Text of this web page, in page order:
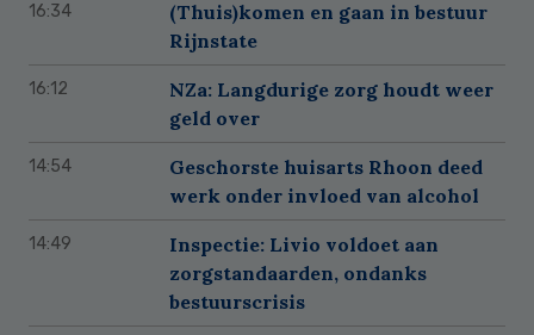
16:34
(Thuis)komen en gaan in bestuur
Rijnstate
16:12
NZa: Langdurige zorg houdt weer
geld over
14:54
Geschorste huisarts Rhoon deed
werk onder invloed van alcohol
14:49
Inspectie: Livio voldoet aan
zorgstandaarden, ondanks
bestuurscrisis